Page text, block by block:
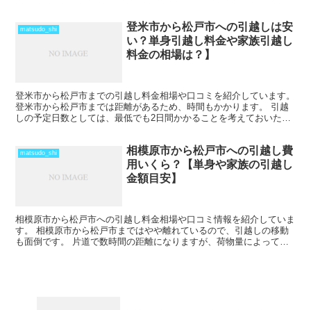
matsudo_shi
登米市から松戸市への引越しは安
い？単身引越し料金や家族引越し
料金の相場は？】
登米市から松戸市までの引越し料金相場や口コミを紹介しています。
登米市から松戸市までは距離があるため、時間もかかります。 引越
しの予定日数としては、最低でも2日間かかることを考えておいた方
matsudo_shi
相模原市から松戸市への引越し費
用いくら？【単身や家族の引越し
金額目安】
相模原市から松戸市への引越し料金相場や口コミ情報を紹介していま
す。 相模原市から松戸市まではやや離れているので、引越しの移動
も面倒です。 片道で数時間の距離になりますが、荷物量によっては